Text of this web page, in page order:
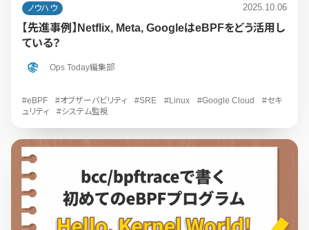
ノウハウ 2025.10.06
【先進事例】Netflix, Meta, GoogleはeBPFをどう活用し
ている？
Ops Today編集部
#eBPF #オブザーバビリティ #SRE #Linux #Google Cloud
#セキ
ュリティ
#システム監視